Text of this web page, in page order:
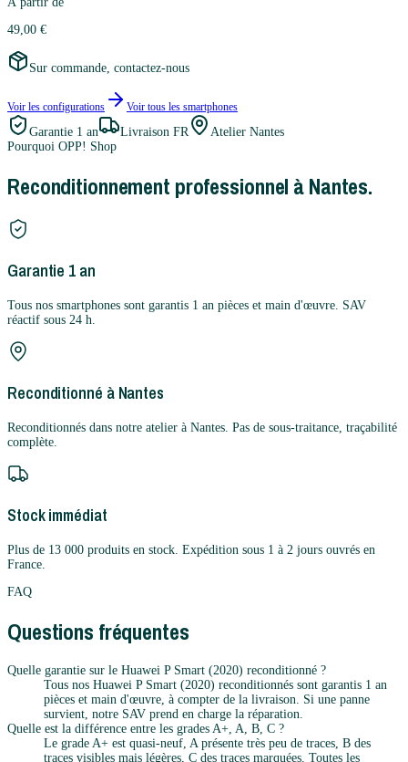
49,00 €
Sur commande, contactez-nous
Voir les configurations Voir tous les smartphones
Garantie 1 an Livraison FR
Atelier Nantes
Pourquoi OPP! Shop
Reconditionnement professionnel à Nantes.
Garantie 1 an
Tous nos smartphones sont garantis 1 an pièces et main d'œuvre. SAV
réactif sous 24 h.
Reconditionné à Nantes
Reconditionnés dans notre atelier à Nantes. Pas de sous-traitance, traçabilité
complète.
Stock immédiat
Plus de 13 000 produits en stock. Expédition sous 1 à 2 jours ouvrés en
France.
FAQ
Questions fréquentes
Quelle garantie sur le Huawei P Smart (2020) reconditionné ?
Tous nos Huawei P Smart (2020) reconditionnés sont garantis 1 an
pièces et main d'œuvre, à compter de la livraison. Si une panne
survient, notre SAV prend en charge la réparation.
Quelle est la différence entre les grades A+, A, B, C ?
Le grade A+ est quasi-neuf, A présente très peu de traces, B des
traces visibles mais légères, C des traces marquées. Toutes les